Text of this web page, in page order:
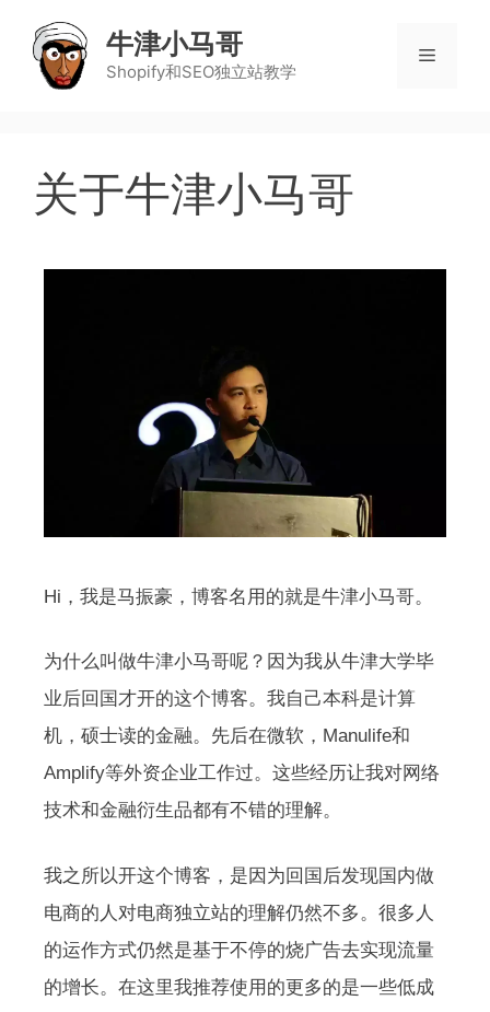
牛津小马哥
Shopify和SEO独立站教学
关于牛津小马哥
Hi，我是马振豪，博客名用的就是牛津小马哥。
为什么叫做牛津小马哥呢？因为我从牛津大学毕
业后回国才开的这个博客。我自己本科是计算
机，硕士读的金融。先后在微软，Manulife和
Amplify等外资企业工作过。这些经历让我对网络
技术和金融衍生品都有不错的理解。
我之所以开这个博客，是因为回国后发现国内做
电商的人对电商独立站的理解仍然不多。很多人
的运作方式仍然是基于不停的烧广告去实现流量
的增长。在这里我推荐使用的更多的是一些低成